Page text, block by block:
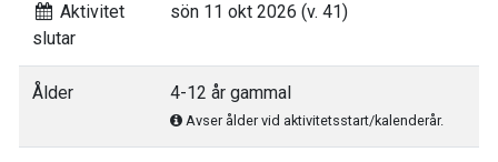
Aktivitet
slutar
sön 11 okt 2026 (v. 41)
Ålder 4-12 år gammal
Avser ålder vid aktivitetsstart/kalenderår.